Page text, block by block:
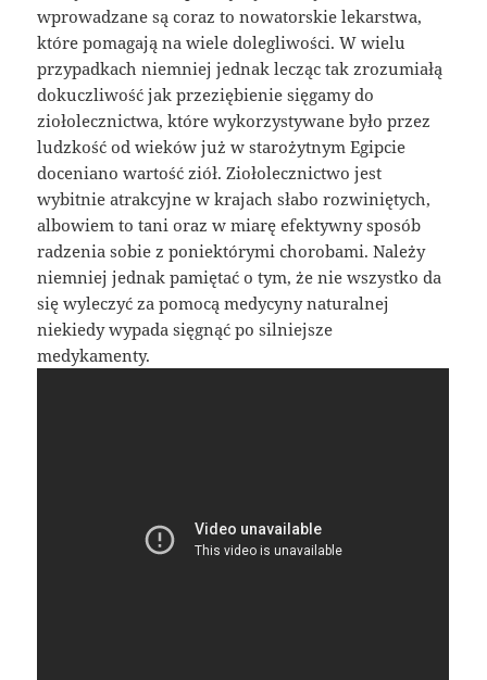
wprowadzane są coraz to nowatorskie lekarstwa,
które pomagają na wiele dolegliwości. W wielu
przypadkach niemniej jednak lecząc tak zrozumiałą
dokuczliwość jak przeziębienie sięgamy do
ziołolecznictwa, które wykorzystywane było przez
ludzkość od wieków już w starożytnym Egipcie
doceniano wartość ziół. Ziołolecznictwo jest
wybitnie atrakcyjne w krajach słabo rozwiniętych,
albowiem to tani oraz w miarę efektywny sposób
radzenia sobie z poniektórymi chorobami. Należy
niemniej jednak pamiętać o tym, że nie wszystko da
się wyleczyć za pomocą medycyny naturalnej
niekiedy wypada sięgnąć po silniejsze
medykamenty.